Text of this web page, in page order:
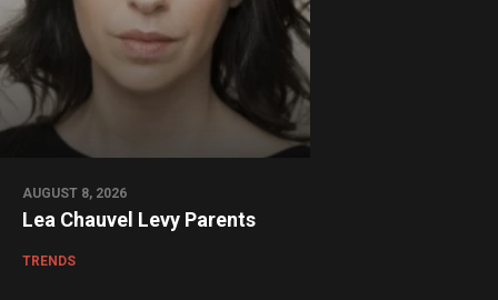
AUGUST 8, 2026
Lea Chauvel Levy Parents
TRENDS